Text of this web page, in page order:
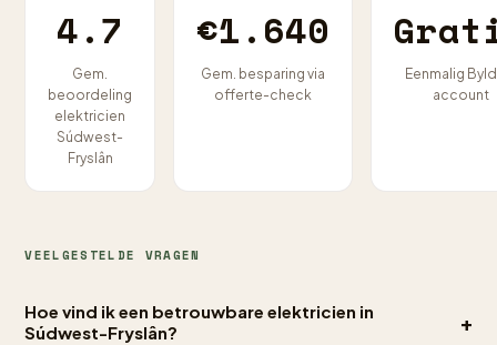
4.7
Gem.
beoordeling
elektricien
Súdwest-
Fryslân
€1.640
Gem. besparing via
offerte-check
Eenmalig
account
VEELGESTELDE VRAGEN
Hoe vind ik een betrouwbare elektricien in
Súdwest-Fryslân?
+